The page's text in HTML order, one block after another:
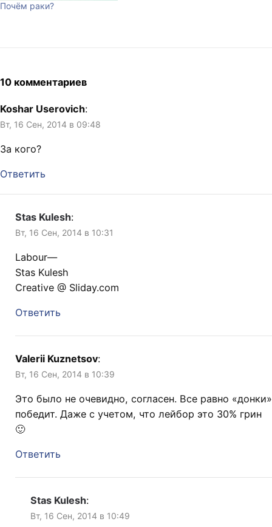
Почём раки?
10 комментариев
Koshar Userovich:
Вт, 16 Сен, 2014 в 09:48
За кого?
Ответить
Stas Kulesh:
Вт, 16 Сен, 2014 в 10:31
Labour—
Stas Kulesh
Creative @ Sliday.com
Ответить
Valerii Kuznetsov:
Вт, 16 Сен, 2014 в 10:39
Это было не очевидно, согласен. Все равно «донки»
победит. Даже с учетом, что лейбор это 30% грин
🙂
Ответить
Stas Kulesh:
Вт, 16 Сен, 2014 в 10:49